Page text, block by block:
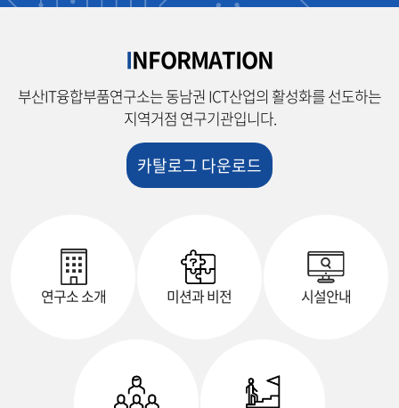
INFORMATION
부산IT융합부품연구소는 동남권 ICT산업의 활성화를 선도하는
지역거점 연구기관입니다.
카탈로그 다운로드
연구소 소개 미션과 비전 시설안내